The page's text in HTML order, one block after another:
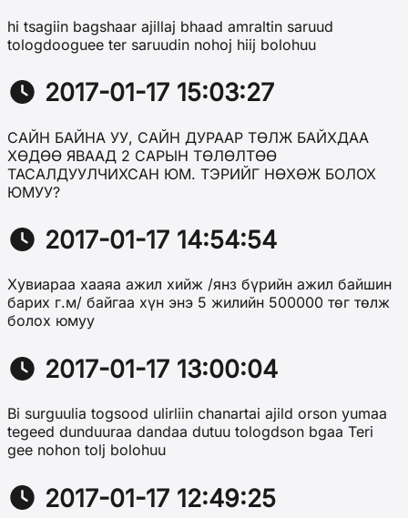
hi tsagiin bagshaar ajillaj bhaad amraltin saruud
tologdooguee ter saruudin nohoj hiij bolohuu
2017-01-17 15:03:27
САЙН БАЙНА УУ, САЙН ДУРААР ТӨЛЖ БАЙХДАА
ХӨДӨӨ ЯВААД 2 САРЫН ТӨЛӨЛТӨӨ
ТАСАЛДУУЛЧИХСАН ЮМ. ТЭРИЙГ НӨХӨЖ БОЛОХ
ЮМУУ?
2017-01-17 14:54:54
Хувиараа хааяа ажил хийж /янз бүрийн ажил байшин
барих г.м/ байгаа хүн энэ 5 жилийн 500000 төг төлж
болох юмуу
2017-01-17 13:00:04
Bi surguulia togsood ulirliin chanartai ajild orson yumaa
tegeed dunduuraa dandaa dutuu tologdson bgaa Teri
gee nohon tolj bolohuu
2017-01-17 12:49:25